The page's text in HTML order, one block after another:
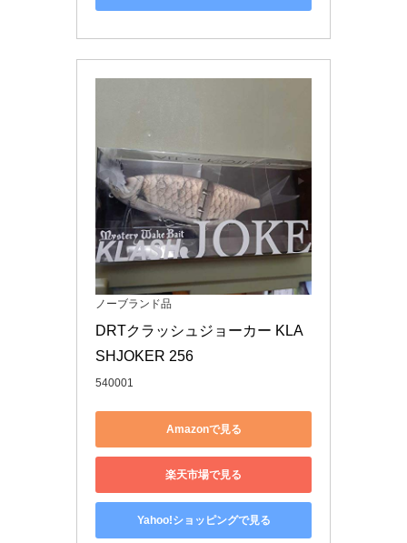
ノーブランド品
DRTクラッシュジョーカー KLA
SHJOKER 256
540001
Amazonで見る
楽天市場で見る
Yahoo!ショッピングで見る